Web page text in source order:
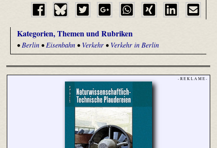
Kategorien, Themen und Rubriken
•Berlin •Eisenbahn • Verkehr • Verkehr in Berlin
- R E K L A M E -